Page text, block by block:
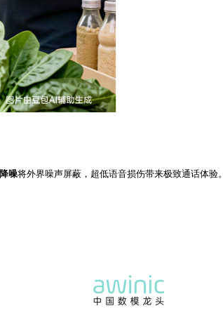
降噪将外界噪声屏蔽，超低语音损伤带来极致通话体验。